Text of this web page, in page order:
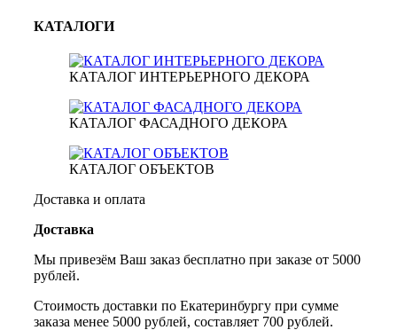
КАТАЛОГИ
КАТАЛОГ ИНТЕРЬЕРНОГО ДЕКОРА
КАТАЛОГ ФАСАДНОГО ДЕКОРА
КАТАЛОГ ОБЪЕКТОВ
Доставка и оплата
Доставка
Мы привезём Ваш заказ бесплатно при заказе от 5000
рублей.
Стоимость доставки по Екатеринбургу при сумме
заказа менее 5000 рублей, составляет 700 рублей.